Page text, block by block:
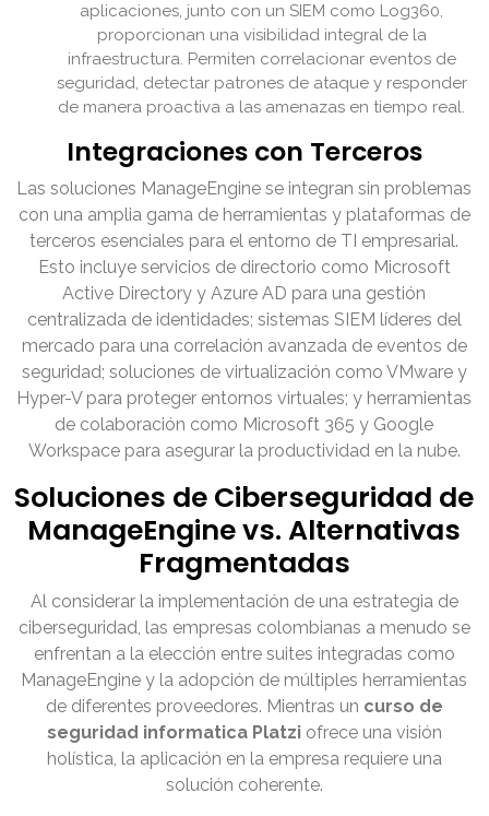
aplicaciones, junto con un SIEM como Log360,
proporcionan una visibilidad integral de la
infraestructura. Permiten correlacionar eventos de
seguridad, detectar patrones de ataque y responder
de manera proactiva a las amenazas en tiempo real.
Integraciones con Terceros
Las soluciones ManageEngine se integran sin problemas
con una amplia gama de herramientas y plataformas de
terceros esenciales para el entorno de TI empresarial.
Esto incluye servicios de directorio como Microsoft
Active Directory y Azure AD para una gestión
centralizada de identidades; sistemas SIEM líderes del
mercado para una correlación avanzada de eventos de
seguridad; soluciones de virtualización como VMware y
Hyper-V para proteger entornos virtuales; y herramientas
de colaboración como Microsoft 365 y Google
Workspace para asegurar la productividad en la nube.
Soluciones de Ciberseguridad de
ManageEngine vs. Alternativas
Fragmentadas
Al considerar la implementación de una estrategia de
ciberseguridad, las empresas colombianas a menudo se
enfrentan a la elección entre suites integradas como
ManageEngine y la adopción de múltiples herramientas
de diferentes proveedores. Mientras un curso de
seguridad informatica Platzi ofrece una visión
holística, la aplicación en la empresa requiere una
solución coherente.